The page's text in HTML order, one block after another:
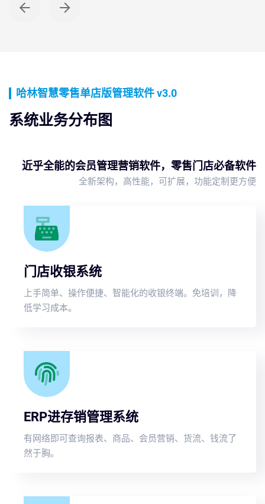
哈林智慧零售单店版管理软件 v3.0
系统业务分布图
近乎全能的会员管理营销软件，零售门店必备软件
全新架构，高性能，可扩展，功能定制更方便
门店收银系统
上手简单、操作便捷、智能化的收银终端。免培训，降
低学习成本。
ERP进存销管理系统
有网络即可查询报表、商品、会员营销、货流、钱流了
然于胸。